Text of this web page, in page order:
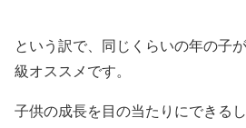
という訳で、同じくらいの年の子
級オススメです。
子供の成長を目の当たりにできる